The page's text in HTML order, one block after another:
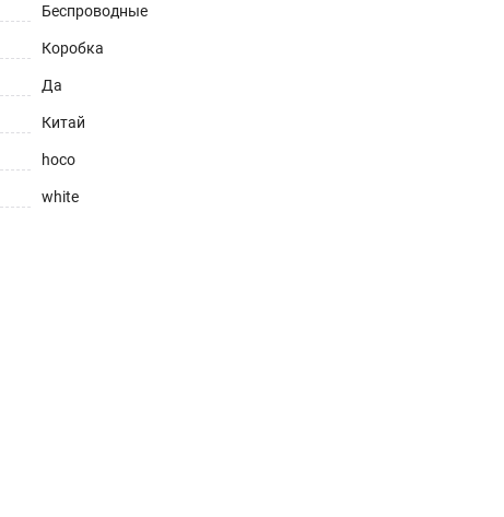
Беспроводные
Коробка
Да
Китай
hoco
white